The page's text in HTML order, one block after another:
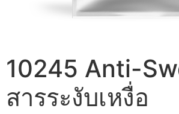
10245 Anti-
สารระงับเหงื่อ